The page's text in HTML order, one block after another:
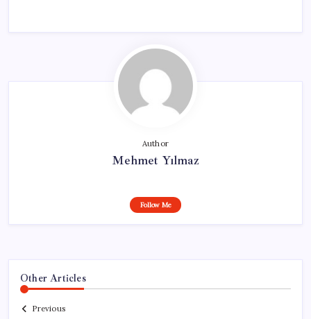
Author
Mehmet Yılmaz
Follow Me
Other Articles
Previous